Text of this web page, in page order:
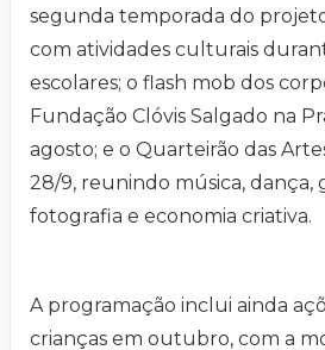
segunda temporada do
com atividades culturais
escolares; o flash mob dos
Fundação Clóvis Salgado na
agosto; e o Quarteirão das
28/9, reunindo música, dança,
fotografia e economia criativa.
A programação inclui ainda
crianças em outubro, com a